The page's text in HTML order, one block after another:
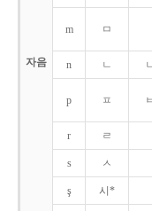
자음
m ㅁ
n ㄴ
p ㅍ
r ㄹ
s ㅅ
ş 시*